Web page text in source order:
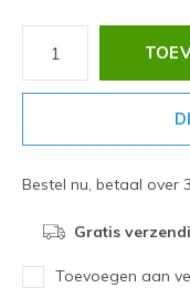
Bestel nu, betaal over
Gratis
Toevoegen aan